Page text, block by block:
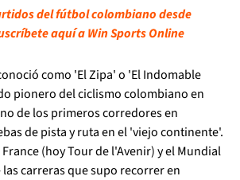
del fútbol colombiano desde
aquí a Win Sports Online
como 'El Zipa' o 'El Indomable
pionero del ciclismo colombiano en
de los primeros corredores en
de pista y ruta en el 'viejo continente'.
(hoy Tour de l'Avenir) y el Mundial
las carreras que supo recorrer en